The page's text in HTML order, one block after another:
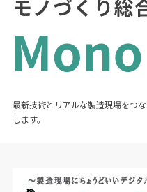
最新技術とリアルな製造現場をつ
します。